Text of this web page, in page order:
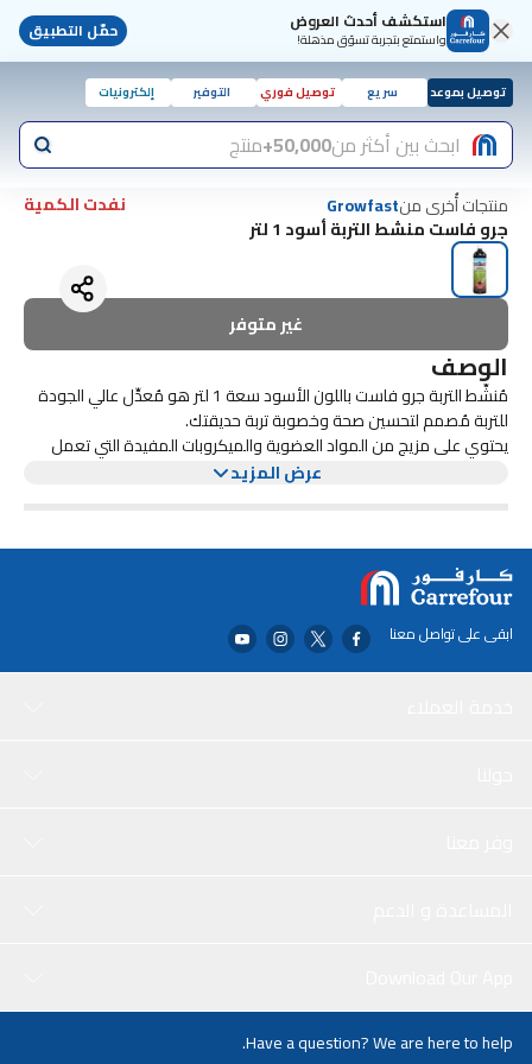
استكشف أحدث العروض
واستمتع بتجربة تسوّق مذهلة! حمّل التطبيق
توصيل بموعد سريع توصيل فوري التوفير إلكترونيات
ابحث بين أكثر من50,000+ منتج
منتجات أُخرى منGrowfast
نفدت الكمية
جرو فاست منشط التربة أسود 1 لتر
غير متوفر
الوصف
مُنشِّط التربة جرو فاست باللون الأسود سعة 1 لتر هو مُعدِّل عالي الجودة
للتربة مُصمم لتحسين صحة وخصوبة تربة حديقتك.
يحتوي على مزيج من المواد العضوية والميكروبات المفيدة التي تعمل
معًا لتكسير المواد العضوية وتحسين بنية التربة وزيادة توافر العناصر
1 لتر نباتاتك على النمو بشكل أقوى وأكثر صحة وأكثر إنتاجية.
عرض المزيد
ابقى على تواصل معنا
Have a question? We are here to help.